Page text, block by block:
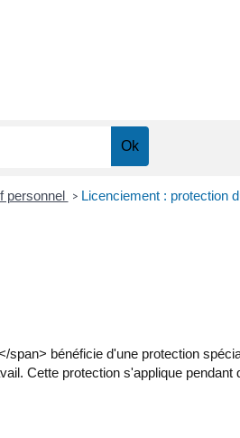
personnel > Licenciement : protection
bénéficie d'une protection
Cette protection s'applique